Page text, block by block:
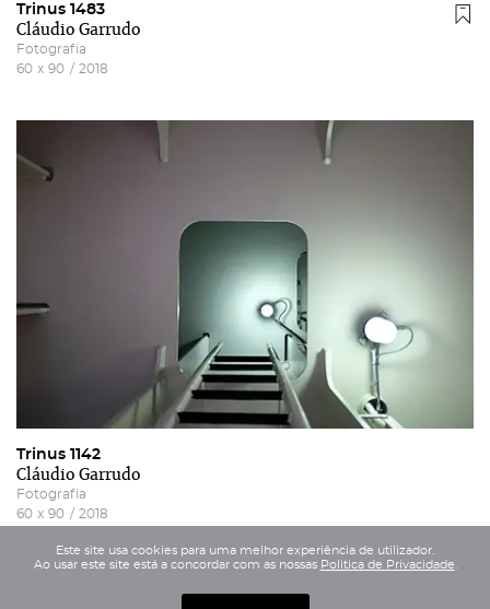
Trinus 1483
Cláudio Garrudo
Fotografia
60 x 90 / 2018
Trinus 1142
Cláudio Garrudo
Fotografia
60 x 90 / 2018
Este site usa cookies para uma melhor experiência de utilizador.
Ao usar este site está a concordar com as nossas Politica de Privacidade